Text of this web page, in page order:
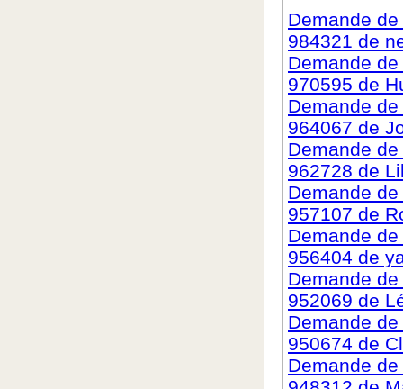
Demande
984321 de
Demande
970595 de
Demande
964067 de
Demande
962728 de
Demande
957107 de
Demande
956404 de
Demande
952069 de
Demande
950674 de
Demande